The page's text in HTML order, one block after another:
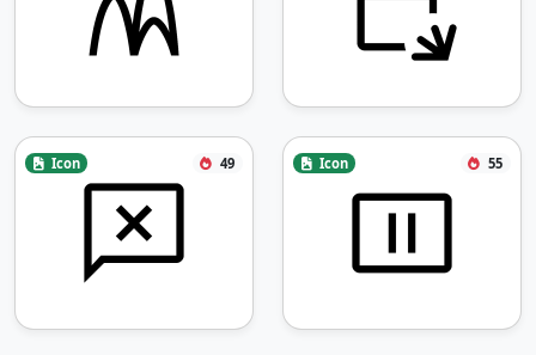
Icon 49 Icon 55